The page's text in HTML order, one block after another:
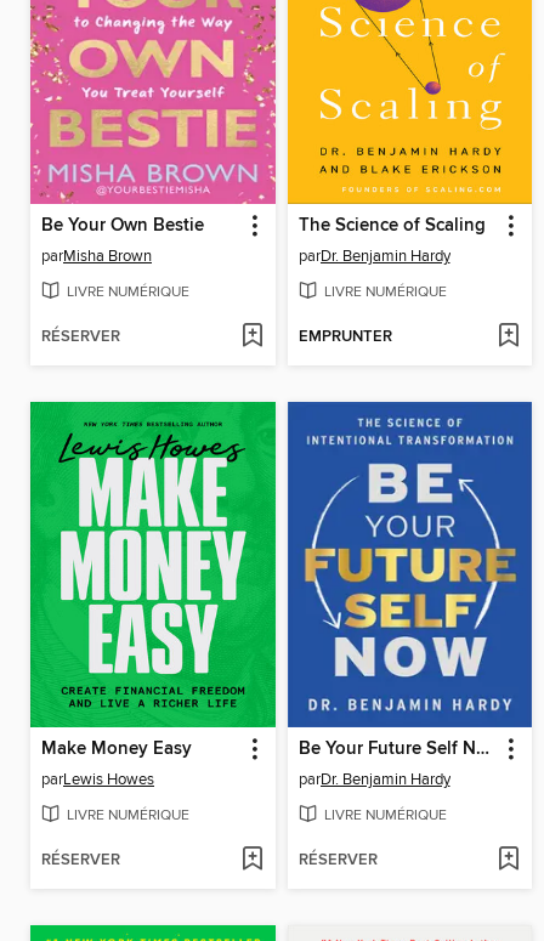
Be Your Own Bestie
parMisha Brown
LIVRE NUMÉRIQUE
RÉSERVER
The Science of Scaling
parDr. Benjamin Hardy
LIVRE NUMÉRIQUE
EMPRUNTER
Make Money Easy
parLewis Howes
LIVRE NUMÉRIQUE
RÉSERVER
Be Your Future Self Now
parDr. Benjamin Hardy
LIVRE NUMÉRIQUE
RÉSERVER